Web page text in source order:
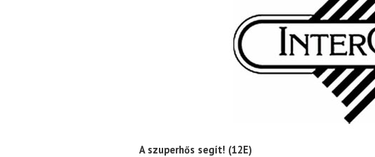
A szuperhős segít! (12E)